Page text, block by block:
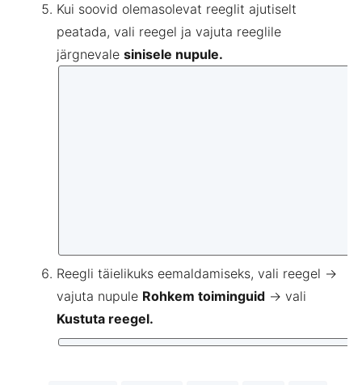
Kui soovid olemasolevat reeglit ajutiselt
peatada, vali reegel ja vajuta reeglile
järgnevale sinisele nupule.
Reegli täielikuks eemaldamiseks, vali reegel →
vajuta nupule Rohkem toiminguid → vali
Kustuta reegel.